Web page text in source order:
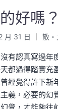
好嗎？
月 31 日
in
散・
有認真寫過年
都過得踏實充
經覺得許下新
義，必要的幻